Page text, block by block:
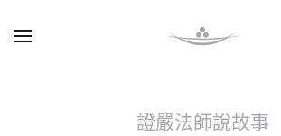
證嚴法師說故事